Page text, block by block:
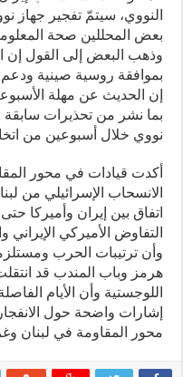
النووي، سيتمّ تفجير جهاز
بعض المحللين صحة
وذهب البعض إلى القول إن
بموافقة روسية صينية
إن الحديث عن مهلة
بما نشر من تحذيرات سابقة
نووي خلال أسبوعين من
أكدت قيادات في محور
الانسحاب الإسرائيلي
اتفاق بين إيران وأميركا
التفاوض الأميركي
وأن ترتيبات الحرب
هرمز وباب المندب قد
اللوجستية وأن الأيام
إشارات واضحة حول الانفجار
محور المقاومة في لبنان